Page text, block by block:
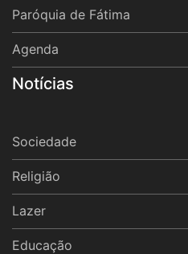
Paróquia de Fátima
Agenda
Notícias
Sociedade
Religião
Lazer
Educação